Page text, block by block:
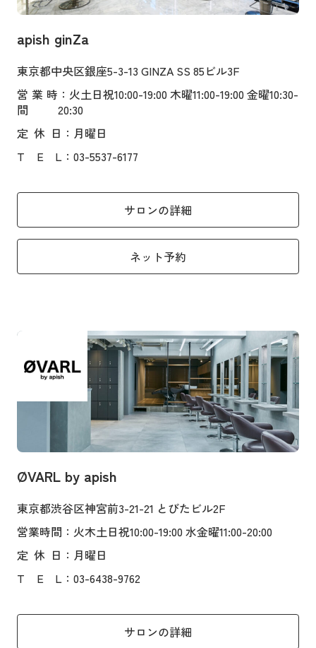
apish ginZa
東京都中央区銀座5-3-13 GINZA SS 85ビル3F
営業時
間
：火土日祝10:00-19:00 木曜11:00-19:00 金曜10:30-
20:30
定 休 日 ：月曜日
T
E L ：03-5537-6177
サロンの詳細
ネット予約
ØVARL by apish
東京都渋谷区神宮前3-21-21 とびたビル2F
営業時間 ：火木土日祝10:00-19:00 水金曜11:00-20:00
定 休 日 ：月曜日
T
E L ：03-6438-9762
サロンの詳細